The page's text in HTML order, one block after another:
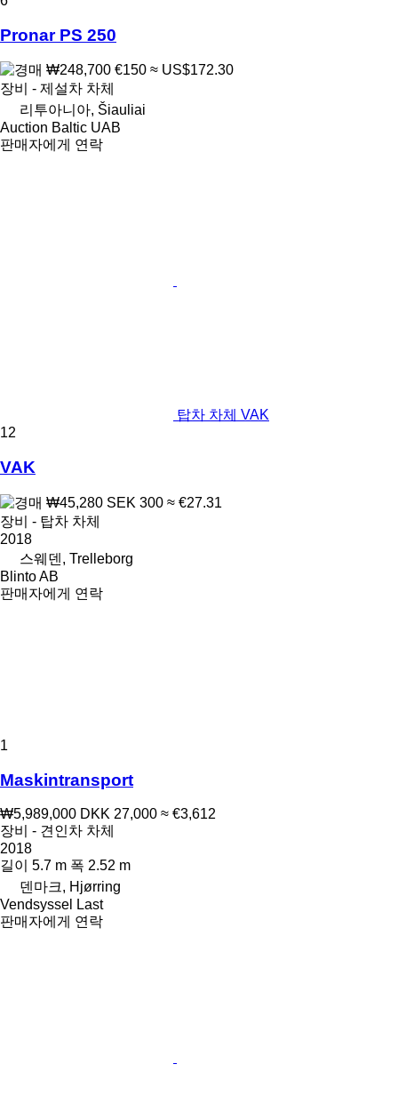
Pronar PS 250
₩248,700 €150 ≈ US$172.30
장비 - 제설차 차체
리투아니아, Šiauliai
Auction Baltic UAB
판매자에게 연락
탑차 차체 VAK
12
VAK
₩45,280 SEK 300 ≈ €27.31
장비 - 탑차 차체
2018
스웨덴, Trelleborg
Blinto AB
판매자에게 연락
1
Maskintransport
₩5,989,000 DKK 27,000 ≈ €3,612
장비 - 견인차 차체
2018
길이
5.7 m 폭 2.52 m
덴마크, Hjørring
Vendsyssel Last
판매자에게 연락